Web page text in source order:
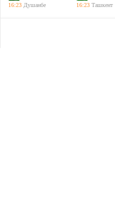
16:23 Душанбе
16:23 Ташкент